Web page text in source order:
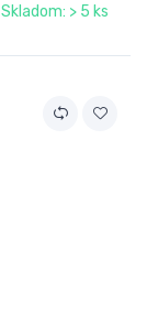
Skladom: > 5 ks